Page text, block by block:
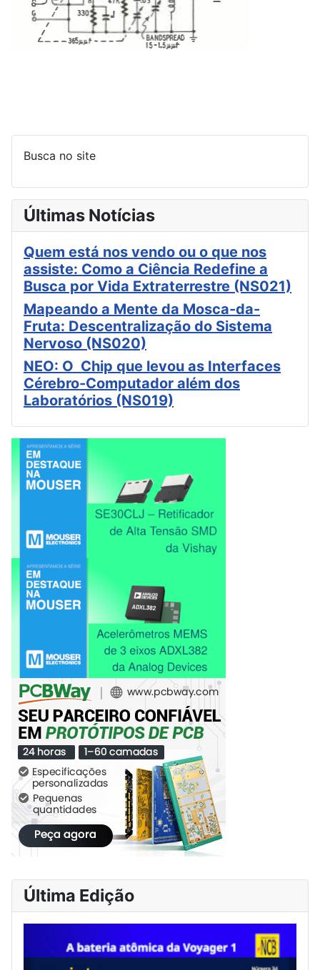
Busca no site
Últimas Notícias
Quem está nos vendo ou o que nos
assiste: Como a Ciência Redefine a
Busca por Vida Extraterrestre (NS021)
Mapeando a Mente da Mosca-da-
Fruta: Descentralização do Sistema
Nervoso (NS020)
NEO: O Chip que levou as Interfaces
Cérebro-Computador além dos
Laboratórios (NS019)
Última Edição